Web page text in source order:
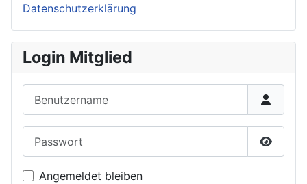
Datenschutzerklärung
Login Mitglied
Angemeldet bleiben